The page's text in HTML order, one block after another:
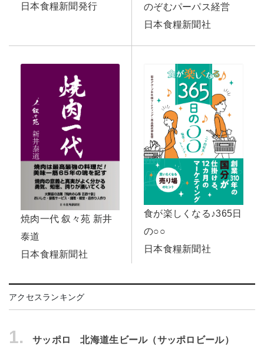
日本食糧新聞発行
のぞむパーパス経営
日本食糧新聞社
焼肉一代 叙々苑 新井
泰道
日本食糧新聞社
食が楽しくなる♪365日
の○○
日本食糧新聞社
アクセスランキング
1.
サッポロ 北海道生ビール（サッポロビール）